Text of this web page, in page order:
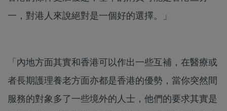
一，對港人來說絕對是一個好的選擇。」
「內地方面其實和香港可以作出一些互補，在醫療或
者長期護理養老方面亦都是香港的優勢，當你突然間
服務的對象多了一些境外的人士，他們的要求其實是